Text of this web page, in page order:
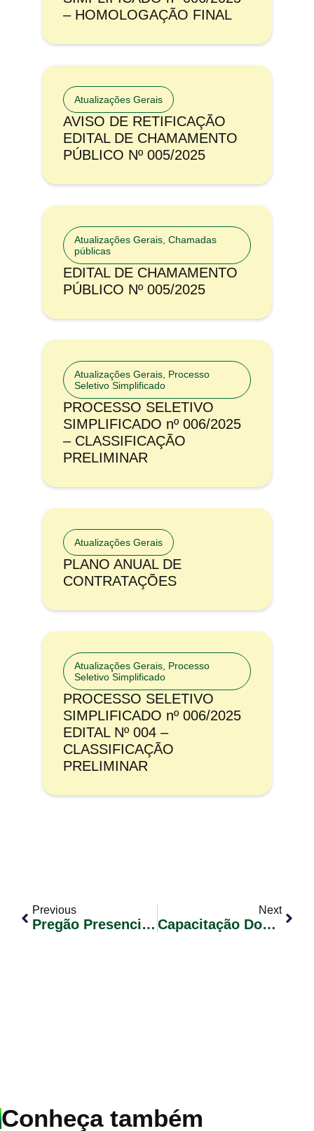
– HOMOLOGAÇÃO FINAL
Atualizações Gerais
AVISO DE RETIFICAÇÃO
EDITAL DE CHAMAMENTO
PÚBLICO Nº 005/2025
Atualizações Gerais Chamadas
públicas
EDITAL DE CHAMAMENTO
PÚBLICO Nº 005/2025
Atualizações Gerais Processo
Seletivo Simplificado
PROCESSO SELETIVO
SIMPLIFICADO nº 006/2025
– CLASSIFICAÇÃO
PRELIMINAR
Atualizações Gerais
PLANO ANUAL DE
CONTRATAÇÕES
Atualizações Gerais Processo
Seletivo Simplificado
PROCESSO SELETIVO
SIMPLIFICADO nº 006/2025
EDITAL Nº 004 –
CLASSIFICAÇÃO
PRELIMINAR
Previous
Pregão Presencial Nº 077/2017
Next
Capacitação Dos Cooperados Da Coopertrag
Conheça também